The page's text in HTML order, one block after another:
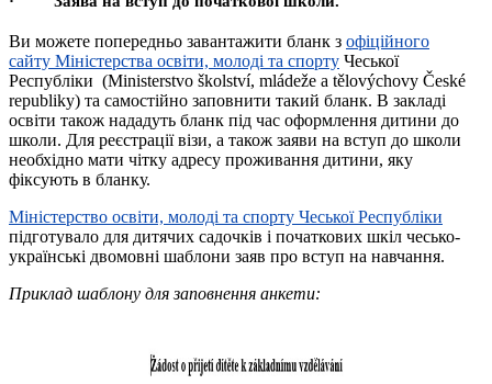
Ви можете попередньо завантажити бланк з офіційного
сайту Міністерства освіти, молоді та спорту Чеської
Республіки (Ministerstvo školství, mládeže a tělovýchovy České
republiky) та самостійно заповнити такий бланк. В закладі
освіти також нададуть бланк під час оформлення дитини до
школи. Для реєстрації візи, а також заяви на вступ до школи
необхідно мати чітку адресу проживання дитини, яку
фіксують в бланку.
Міністерство освіти, молоді та спорту Чеської Республіки
підготувало для дитячих садочків і початкових шкіл чесько-
українські двомовні шаблони заяв про вступ на навчання.
Приклад шаблону для заповнення анкети: